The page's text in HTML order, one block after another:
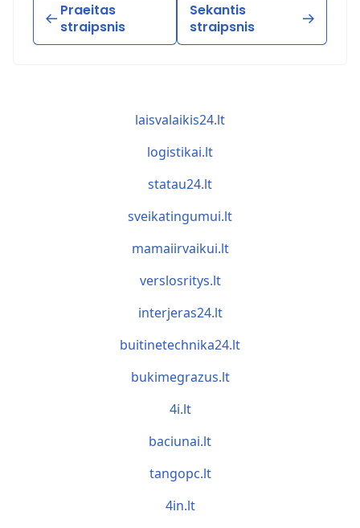
Praeitas
straipsnis
Sekantis
straipsnis
laisvalaikis24.lt
logistikai.lt
statau24.lt
sveikatingumui.lt
mamaiirvaikui.lt
verslosritys.lt
interjeras24.lt
buitinetechnika24.lt
bukimegrazus.lt
4i.lt
baciunai.lt
tangopc.lt
4in.lt